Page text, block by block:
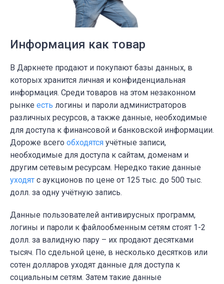
Информация как товар
В Даркнете продают и покупают базы данных, в
которых хранится личная и конфиденциальная
информация. Среди товаров на этом незаконном
рынке есть логины и пароли администраторов
различных ресурсов, а также данные, необходимые
для доступа к финансовой и банковской информации.
Дороже всего обходятся учётные записи,
необходимые для доступа к сайтам, доменам и
другим сетевым ресурсам. Нередко такие данные
уходят с аукционов по цене от 125 тыс. до 500 тыс.
долл. за одну учётную запись.
Данные пользователей антивирусных программ,
логины и пароли к файлообменным сетям стоят 1-2
долл. за валидную пару – их продают десятками
тысяч. По сдельной цене, в несколько десятков или
сотен долларов уходят данные для доступа к
социальным сетям. Затем такие данные